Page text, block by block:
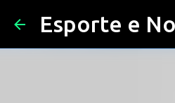
Esporte e